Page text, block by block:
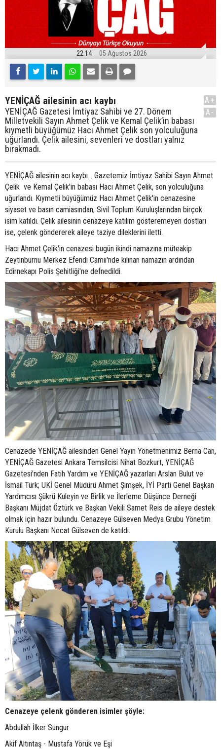
22:14 05 Ağustos 2026
YENİÇAĞ ailesinin acı kaybı
YENİÇAĞ Gazetesi İmtiyaz Sahibi ve 27. Dönem
Milletvekili Sayın Ahmet Çelik ve Kemal Çelik’in babası
kıymetli büyüğümüz Hacı Ahmet Çelik son yolculuğuna
uğurlandı. Çelik ailesini, sevenleri ve dostları yalnız
bırakmadı.
A+
A-
YENİÇAĞ ailesinin acı kaybı... Gazetemiz İmtiyaz Sahibi Sayın Ahmet
Çelik ve Kemal Çelik'in babası Hacı Ahmet Çelik, son yolculuğuna
uğurlandı. Kıymetli büyüğümüz Hacı Ahmet Çelik'in cenazesine
siyaset ve basın camiasından, Sivil Toplum Kuruluşlarından birçok
isim katıldı. Çelik ailesinin cenazeye katılım gösteremeyen dostları
ise, çelenk göndererek aileye taziye dileklerini iletti.
Hacı Ahmet Çelik'in cenazesi bugün ikindi namazına müteakip
Zeytinburnu Merkez Efendi Camii'nde kılınan namazın ardından
Edirnekapı Polis Şehitliği'ne defnedildi.
Cenazede YENİÇAĞ ailesinden Genel Yayın Yönetmenimiz Berna Can,
YENİÇAĞ Gazetesi Ankara Temsilcisi Nihat Bozkurt, YENİÇAĞ
Gazetesi'nden Fatih Yardım ve YENİÇAĞ yazarları Arslan Bulut ve
İsmail Türk; UKİ Genel Müdürü Ahmet Şimşek, İYİ Parti Genel Başkan
Yardımcısı Şükrü Kuleyin ve Birlik ve İlerleme Düşünce Derneği
Başkanı Müjdat Öztürk ve Başkan Vekili Samet Reis de aileye destek
olmak için hazır bulundu. Cenazeye Gülseven Medya Grubu Yönetim
Kurulu Başkanı Necat Gülseven de katıldı.
Cenazeye çelenk gönderen isimler şöyle:
Abdullah İlker Sungur
Akif Altıntaş - Mustafa Yörük ve Eşi